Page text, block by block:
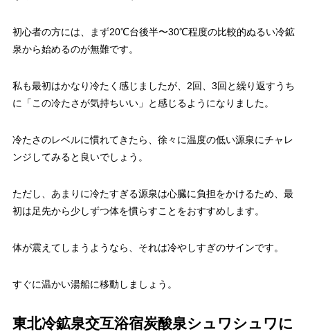
初心者の方には、まず20℃台後半〜30℃程度の比較的ぬるい冷鉱
泉から始めるのが無難です。
私も最初はかなり冷たく感じましたが、2回、3回と繰り返すうち
に「この冷たさが気持ちいい」と感じるようになりました。
冷たさのレベルに慣れてきたら、徐々に温度の低い源泉にチャレ
ンジしてみると良いでしょう。
ただし、あまりに冷たすぎる源泉は心臓に負担をかけるため、最
初は足先から少しずつ体を慣らすことをおすすめします。
体が震えてしまうようなら、それは冷やしすぎのサインです。
すぐに温かい湯船に移動しましょう。
東北冷鉱泉交互浴宿炭酸泉シュワシュワに